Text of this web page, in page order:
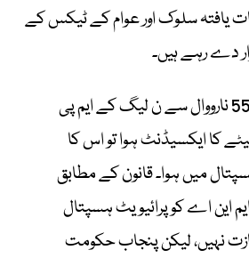
یافتہ سلوک اور عوام کے ٹیکس کے
دے رہے ہیں۔
منان خان پی پی 55 نارووال سے ن لیگ کے ایم پی
کا ایکسیڈنٹ ہوا تو اس کا
میں ہوا۔ قانون کے مطابق
این اے کو پرائیویٹ ہسپتال
نہیں، لیکن پنجاب حکومت